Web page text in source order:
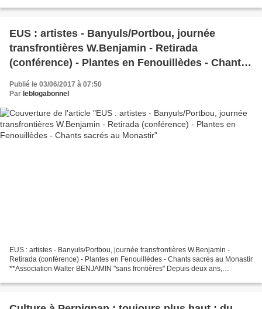
EUS : artistes - Banyuls/Portbou, journée
transfrontières W.Benjamin - Retirada
(conférence) - Plantes en Fenouillèdes - Chants
Publié le 03/06/2017 à 07:50
Par leblogabonnel
EUS : artistes - Banyuls/Portbou, journée transfrontières W.Benjamin -
Retirada (conférence) - Plantes en Fenouillèdes - Chants sacrés au Monastir
**Association Walter BENJAMIN "sans frontières" Depuis deux ans,